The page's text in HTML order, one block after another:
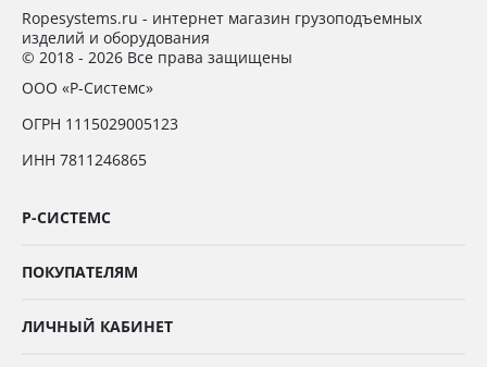
Ropesystems.ru - интернет магазин грузоподъемных
изделий и оборудования
© 2018 - 2026 Все права защищены
ООО «Р-Системс»
ОГРН 1115029005123
ИНН 7811246865
Р-СИСТЕМС
ПОКУПАТЕЛЯМ
ЛИЧНЫЙ КАБИНЕТ